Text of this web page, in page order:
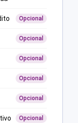
Opcional
Opcional
Opcional
Opcional
Opcional
Opcional